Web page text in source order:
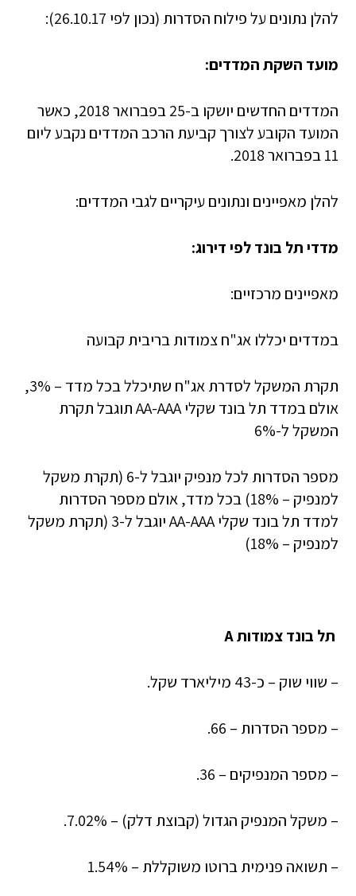
להלן נתונים על פילוח הסדרות (נכון לפי 26.10.17):
מועד השקת המדדים:
המדדים החדשים יושקו ב-25 בפברואר 2018, כאשר
המועד הקובע לצורך קביעת הרכב המדדים נקבע ליום
11 בפברואר 2018.
להלן מאפיינים ונתונים עיקריים לגבי המדדים:
מדדי תל בונד לפי דירוג:
מאפיינים מרכזיים:
במדדים יכללו אג"ח צמודות בריבית קבועה
תקרת המשקל לסדרת אג"ח שתיכלל בכל מדד – 3%,
אולם במדד תל בונד שקלי AA-AAA תוגבל תקרת
המשקל ל-6%
מספר הסדרות לכל מנפיק יוגבל ל-6 (תקרת משקל
למנפיק – 18%) בכל מדד, אולם מספר הסדרות
למדד תל בונד שקלי AA-AAA יוגבל ל-3 (תקרת משקל
למנפיק – 18%)
תל בונד צמודות A
– שווי שוק – כ-43 מיליארד שקל.
– מספר הסדרות – 66.
– מספר המנפיקים – 36.
– משקל המנפיק הגדול (קבוצת דלק) – 7.02%.
– תשואה פנימית ברוטו משוקללת – 1.54%